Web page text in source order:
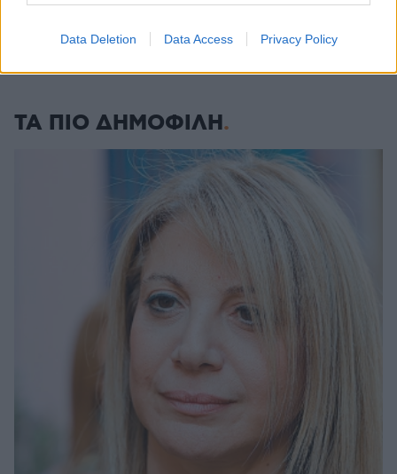
Data Deletion Data Access Privacy Policy
ΔΕΙΤΕ ΟΛΕΣ ΤΙΣ ΕΙΔΗΣΕΙΣ
ΤΑ ΠΙΟ ΔΗΜΟΦΙΛΗ